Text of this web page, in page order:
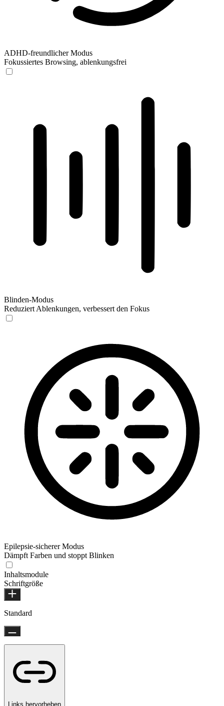
ADHD-freundlicher Modus
Fokussiertes Browsing, ablenkungsfrei
Blinden-Modus
Reduziert Ablenkungen, verbessert den Fokus
Epilepsie-sicherer Modus
Dämpft Farben und stoppt Blinken
Inhaltsmodule
Schriftgröße
Standard
Links hervorheben